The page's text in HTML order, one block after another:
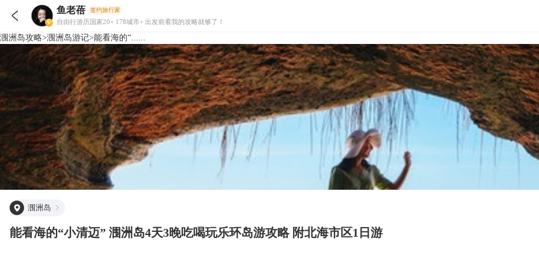
 鱼老蓓 签约旅行家
自由行游历国家20+ 178城市+ 出发前看我的攻略就够了！
涠洲岛攻略>涠洲岛游记>能看海的“......
涠洲岛
能看海的“小清迈” 涠洲岛4天3晚吃喝玩乐环岛游攻略 附北海市区1日游